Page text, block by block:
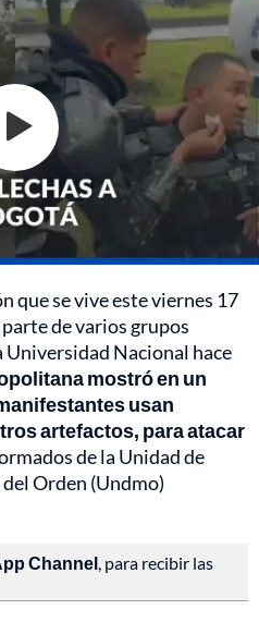
que se vive este viernes 17
de varios grupos
Universidad Nacional hace
mostró en un
usan
artefactos, para atacar
de la Unidad de
Orden (Undmo)
Channel , para recibir las